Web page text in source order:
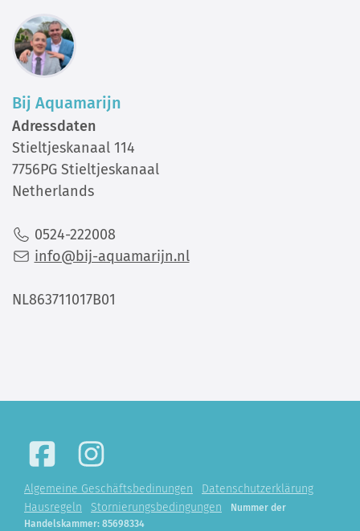
Bij Aquamarijn
Adressdaten
Stieltjeskanaal 114
7756PG Stieltjeskanaal
Netherlands
0524-222008
info@bij-aquamarijn.nl
NL863711017B01
Algemeine Geschäftsbedinungen
Datenschutzerklärung
Hausregeln
Stornierungsbedingungen
Nummer der
Handelskammer: 85698334